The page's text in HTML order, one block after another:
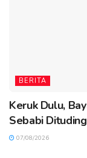
BERITA
Keruk Dulu,
Sebabi
07/08/2026